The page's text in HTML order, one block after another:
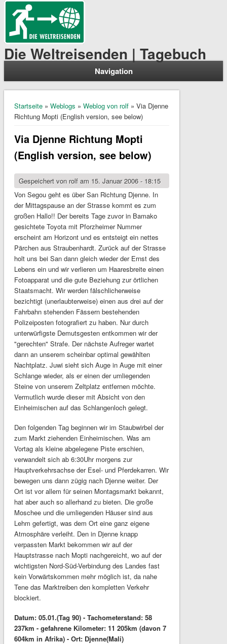
Die Weltreisenden | Tagebuch
Navigation
Sie sind hier
Startseite» Weblogs » Weblog von rolf» Via Djenne
Richtung Mopti (English version, see below)
Via Djenne Richtung Mopti
(English version, see below)
Gespeichert von rolfam 15. Januar 2006 - 18:15
Von Segou geht es über San Richtung Djenne. In
der Mittagspause an der Strasse kommt es zum
großen Hallo!! Der bereits Tage zuvor in Bamako
gesichtete Toyota mit Pforzheimer Nummer
erscheint am Horizont und es entsteigt ein nettes
Pärchen aus Straubenhardt. Zurück auf der Strasse
holt uns bei San dann gleich wieder der Ernst des
Lebens ein und wir verlieren um Haaresbreite einen
Fotoapparat und die gute Beziehung zur örtlichen
Staatsmacht. Wir werden fälschlicherweise
bezichtigt (unerlaubterweise) einen aus drei auf der
Fahrbahn stehenden Fässern bestehenden
Polizeiposten fotografiert zu haben. Nur durch
unterwürfigste Demutsgesten entkommen wir der
"gerechten" Strafe. Der nächste Aufreger wartet
dann an unserem scheinbar optimal gewählten
Nachtplatz. Juwi sieht sich Auge in Auge mit einer
Schlange wieder, als er einen der umliegenden
Steine von unserem Zeltplatz entfernen möchte.
Vermutlich wurde dieser mit Absicht von den
Einheimischen auf das Schlangenloch gelegt.
Den folgenden Tag beginnen wir im Staubwirbel der
zum Markt ziehenden Einheimischen. Was am
Vortag als kleine abgelegene Piste erschien,
verwandelt sich ab 6:30Uhr morgens zur
Hauptverkehrsachse der Esel- und Pferdekarren. Wir
bewegen uns dann zügig nach Djenne weiter. Der
Ort ist vor allem für seinen Montagsmarkt bekannt,
hat aber auch so allerhand zu bieten. Die große
Moschee und die umliegenden Häuser sind aus
Lehm gefertigt, was dem Ort eine ganz eigene
Atmosphäre verleiht. Den in Djenne knapp
verpassten Markt bekommen wir auf der
Hauptstrasse nach Mopti nachgereicht, wo auf der
wichtigsten Nord-Süd-Verbindung des Landes fast
kein Vorwärtskommen mehr möglich ist, da nahe
Tene das Marktreiben den kompletten Verkehr
blockiert.
Datum: 05.01.(Tag 90) - Tachometerstand: 58
237km - gefahrene Kilometer: 11 205km (davon 7
604km in Afrika) - Ort: Djenne(Mali)